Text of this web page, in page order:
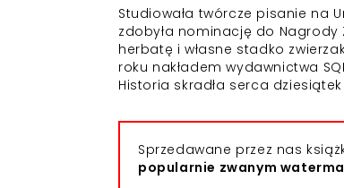
Studiowała twórcze pisanie na
zdobyła nominację do Nagrody
herbatę i własne stadko
roku nakładem wydawnictwa
Historia skradła serca
Sprzedawane przez nas
popularnie zwanym